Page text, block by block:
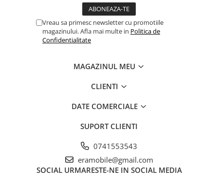
Vreau sa primesc newsletter cu promotiile
magazinului. Afla mai multe in Politica de
Confidentialitate
MAGAZINUL MEU
CLIENTI
DATE COMERCIALE
SUPORT CLIENTI
0741553543
eramobile@gmail.com
SOCIAL URMARESTE-NE IN SOCIAL MEDIA